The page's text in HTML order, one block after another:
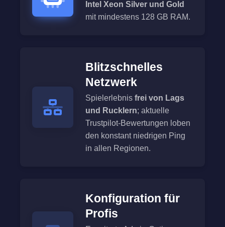
Intel Xeon Silver und Gold
mit mindestens 128 GB RAM.
Blitzschnelles
Netzwerk
Spielerlebnis frei von Lags
und Rucklern; aktuelle
Trustpilot-Bewertungen loben
den konstant niedrigen Ping
in allen Regionen.
Konfiguration für
Profis